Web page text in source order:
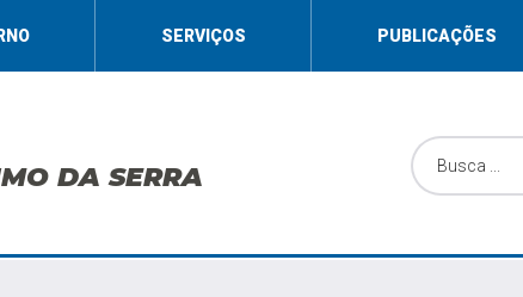
SERVIÇOS PUBLICAÇÕES
DA SERRA